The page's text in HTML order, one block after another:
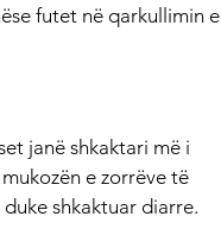
futet në qarkullimin e
janë shkaktari më i
e zorrëve të
shkaktuar diarre.